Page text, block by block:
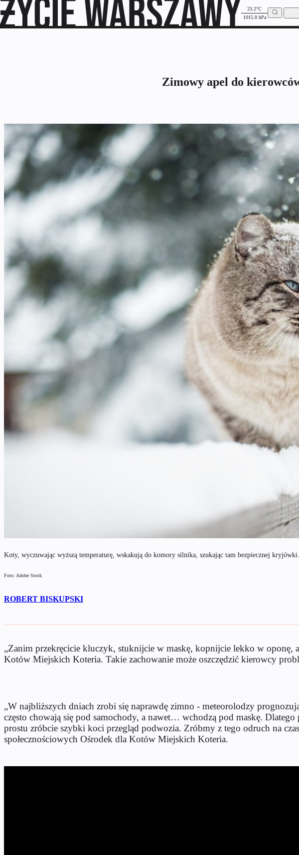
23.2°C
1015.8 hPa
Zimowy apel do
Koty, wyczuwając wyższą temperaturę, wskakują do komory silnika, szukając tam bezpiecznej kryjówki.
Foto: Adobe Stock
ROBERT BISKUPSKI
„Zanim przekręcicie kluczyk, stuknijcie w maskę, kopnijcie lekko w
Kotów Miejskich Koteria. Takie zachowanie może oszczędzić kierowcy
„W najbliższych dniach zrobi się naprawdę zimno - meteorolodzy
często chowają się pod samochody, a nawet… wchodzą pod maskę.
prostu zróbcie szybki koci przegląd podwozia. Zróbmy z tego odruch na
społecznościowych Ośrodek dla Kotów Miejskich Koteria.